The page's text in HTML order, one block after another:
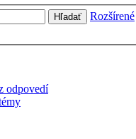
Hľadať
Rozšírené
odpovedí